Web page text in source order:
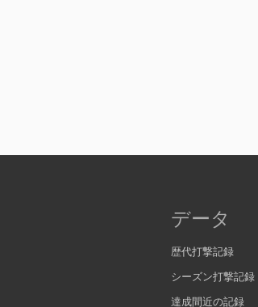
データ
歴代打撃記録
シーズン打撃記録
達成間近の記録